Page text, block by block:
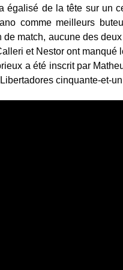
égalisé de la tête sur un
comme meilleurs
match, aucune des
et Nestor ont manqué
a été inscrit par
cinquante-et-